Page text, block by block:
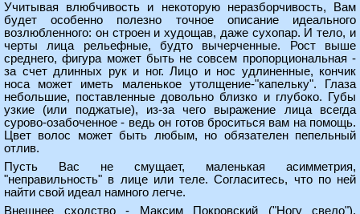
Учитывая влюбчивость и некоторую неразборчивость, Вам
будет особенно полезно точное описание идеального
возлюбленного: он строен и худощав, даже сухопар. И тело, и
черты лица рельефные, будто вычерченные. Рост выше
среднего, фигура может быть не совсем пропорциональная -
за счет длинных рук и ног. Лицо и нос удлиненные, кончик
носа может иметь маленькое утолщение-"капельку". Глаза
небольшие, поставленные довольно близко и глубоко. Губы
узкие (или поджатые), из-за чего выражение лица всегда
сурово-озабоченное - ведь он готов броситься вам на помощь.
Цвет волос может быть любым, но обязателен пепельный
отлив.
Пусть Вас не смущает, маленькая асимметрия,
"неправильность" в лице или теле. Согласитесь, что по ней
найти свой идеал намного легче.
Внешнее сходство - Максим Покровский ("Ногу свело"),